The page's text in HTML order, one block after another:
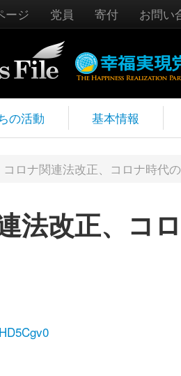
ージ 党員 寄付 お問い
の活動 基本情報
コロナ関連法改正、コロナ時代
法改正、コ